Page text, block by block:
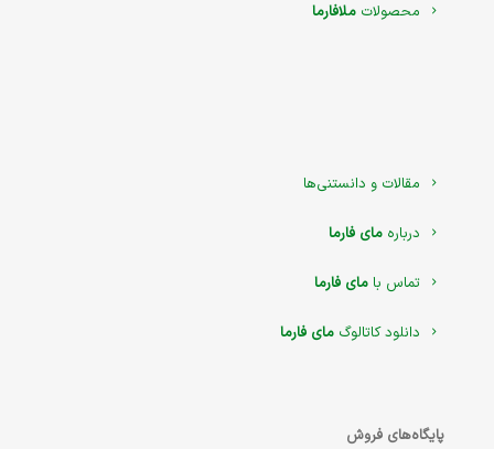
محصولات ملافارما
مقالات و دانستنی‌ها
درباره مای فارما
تماس با مای فارما
دانلود کاتالوگ مای فارما
پایگاه‌های فروش